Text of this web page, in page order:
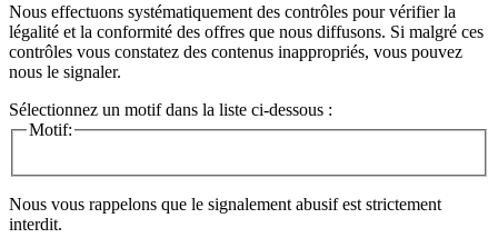
Nous effectuons systématiquement des contrôles pour vérifier la
légalité et la conformité des offres que nous diffusons. Si malgré ces
contrôles vous constatez des contenus inappropriés, vous pouvez
nous le signaler.
Sélectionnez un motif dans la liste ci-dessous :
Motif:
Nous vous rappelons que le signalement abusif est strictement
interdit.